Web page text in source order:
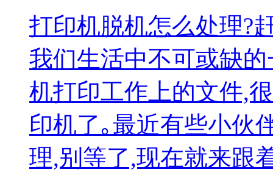
打印机脱机怎么处理?
我们生活中不可或缺
机打印工作上的文件,
印机了｡最近有些小伙
理,别等了,现在就来跟